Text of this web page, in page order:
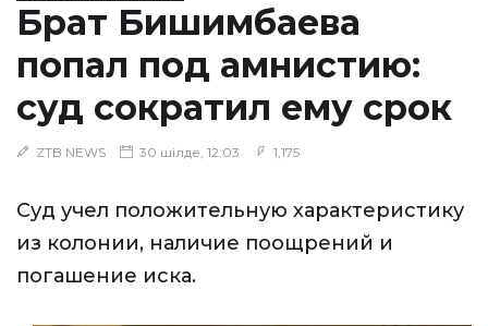
Брат Бишимбаева
попал под амнистию:
суд сократил ему срок
ZTB NEWS 30 шілде, 12:03 1,175
Суд учел положительную характеристику
из колонии, наличие поощрений и
погашение иска.